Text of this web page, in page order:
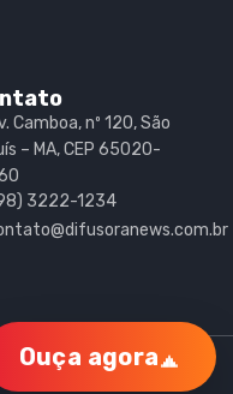
Camboa, nº 120, São
– MA, CEP 65020-
3222-1234
direitos reservados.
Ouça agora